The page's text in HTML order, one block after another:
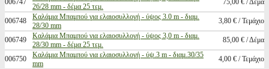
006747
26/28 mm - δέμα 25 τεμ.
75,00 € / Δέμα
006748
Καλάμια Μπαμπού για ελαιοσυλλογή - ύψος 3.0 m - διαμ.
28/30 mm
3,80 € / Τεμάχιο
006749
Καλάμια Μπαμπού για ελαιοσυλλογή - ύψος 3,0 m - διαμ.
28/30 mm - δέμα 25 τεμ.
85,00 € / Δέμα
006750
Καλάμια Μπαμπού για ελαιοσυλλογή - ύψ.3 m - διαμ.30/35
mm
4,00 € / Τεμάχιο